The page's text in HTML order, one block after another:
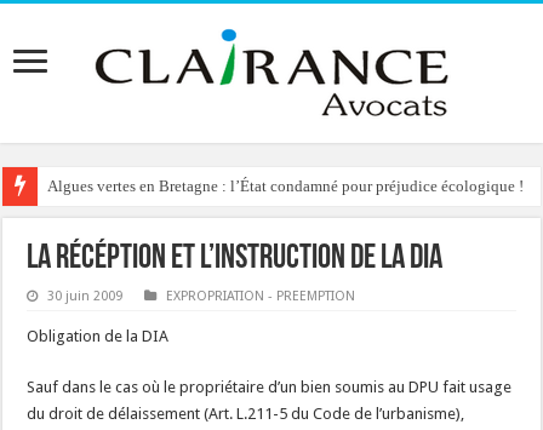
Algues vertes en Bretagne : l’État condamné pour préjudice écologique !
Reconstruction de chalets d’alpage : le préfet condamné à délivrer
La récéption et l’instruction de la DIA
30 juin 2009 EXPROPRIATION - PREEMPTION
Obligation de la DIA
Sauf dans le cas où le propriétaire d’un bien soumis au DPU fait usage
du droit de délaissement (Art. L.211-5 du Code de l’urbanisme),